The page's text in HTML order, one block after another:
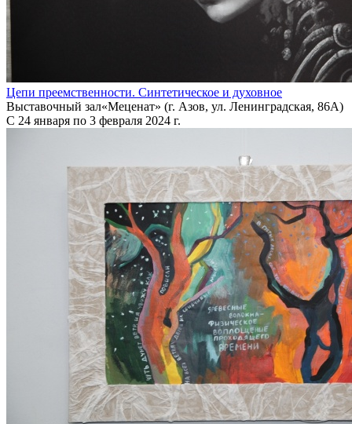
Цепи преемственности. Синтетическое и духовное
Выставочный зал«Меценат» (г. Азов, ул. Ленинградская, 86А)
С 24 января по 3 февраля 2024 г.